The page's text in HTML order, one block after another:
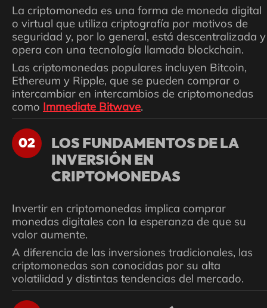
La criptomoneda es una forma de moneda digital
o virtual que utiliza criptografía por motivos de
seguridad y, por lo general, está descentralizada y
opera con una tecnología llamada blockchain.
Las criptomonedas populares incluyen Bitcoin,
Ethereum y Ripple, que se pueden comprar o
intercambiar en intercambios de criptomonedas
como Immediate Bitwave.
02
LOS FUNDAMENTOS DE LA
INVERSIÓN EN
CRIPTOMONEDAS
Invertir en criptomonedas implica comprar
monedas digitales con la esperanza de que su
valor aumente.
A diferencia de las inversiones tradicionales, las
criptomonedas son conocidas por su alta
volatilidad y distintas tendencias del mercado.